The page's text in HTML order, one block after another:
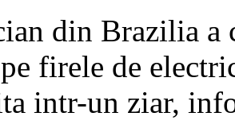
din Brazilia a
firele de
intr-un ziar,